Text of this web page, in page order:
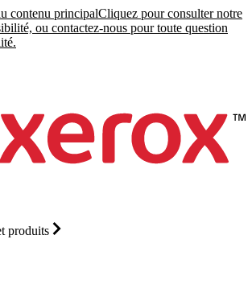
contenu principalCliquez pour consulter notre
ou contactez-nous pour toute question
produits